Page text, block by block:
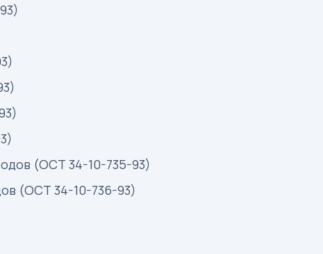
(ОСТ 34-10-735-93)
(ОСТ 34-10-736-93)